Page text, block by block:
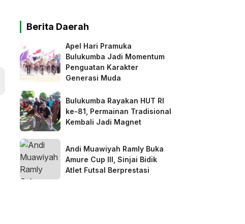
Berita Daerah
Apel Hari Pramuka
Bulukumba Jadi Momentum
Penguatan Karakter
Generasi Muda
Bulukumba Rayakan HUT RI
ke-81, Permainan Tradisional
Kembali Jadi Magnet
Andi Muawiyah Ramly Buka
Amure Cup III, Sinjai Bidik
Atlet Futsal Berprestasi